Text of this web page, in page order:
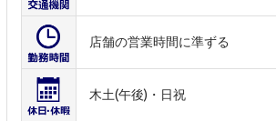
店舗の営業時間に準ずる
木土(午後)・日祝